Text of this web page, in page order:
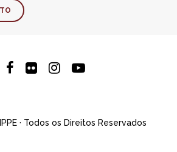
· Todos os Direitos Reservados